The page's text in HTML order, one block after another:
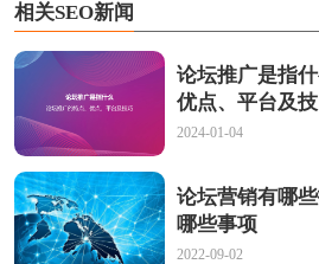
相关SEO新闻
论坛推广是指
优点、平台及技
2024-01-04
论坛营销有哪
哪些事项
2022-09-02